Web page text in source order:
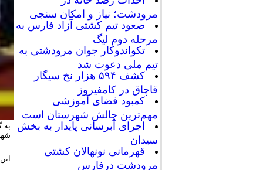
مرودشت؛ نیاز و امکان سنجی
صعود تیم کشتی آزاد فارس به
مرحله دوم لیگ
تکواندوکار جوان مرودشتی به
تیم ملی دعوت شد
کشف ۵۹۴ هزار نخ سیگار
قاچاق در کامفیروز
کمبود فضای آموزشی
مهم‌ترین چالش شهرستان است
اجرای آبرسانی پایدار به بخش
سیدان
قهرمانی نونهالان کشتی
مرودشت درفارس
به